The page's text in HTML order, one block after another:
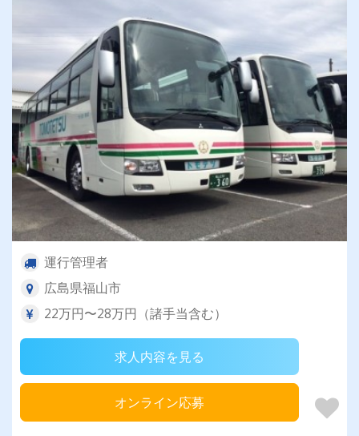
運行管理者
広島県福山市
22万円〜28万円（諸手当含む）
求人内容を見る
オンライン応募